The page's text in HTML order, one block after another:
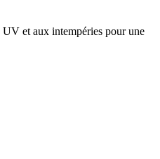
et aux intempéries pour une